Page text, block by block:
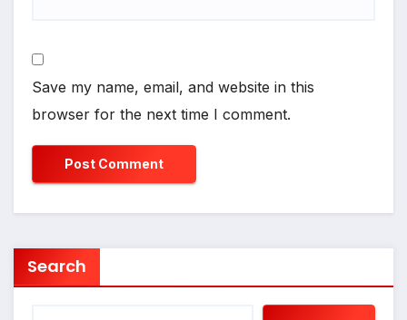
Save my name, email, and website in this
browser for the next time I comment.
Search